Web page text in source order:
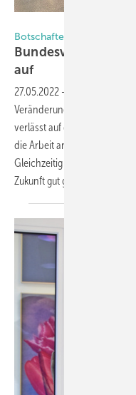
Botschaften vom
Bundesverband
auf
27.05.2022 -
Veränderung: Der
verlässt auf dem
die Arbeit an der
Gleichzeitig sieht man sich
Zukunft gutgerüstet.